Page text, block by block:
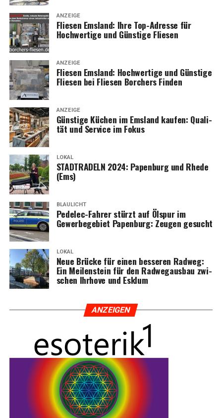
ANZEIGE
Flie­sen Ems­land: Ihre Top-Adres­se für
Hoch­wer­ti­ge und Güns­ti­ge Fliesen
ANZEIGE
Flie­sen Ems­land: Hoch­wer­ti­ge und Güns­ti­ge
Flie­sen bei Flie­sen Bor­chers Finden
ANZEIGE
Güns­ti­ge Küchen im Ems­land kau­fen: Qua­li­
tät und Ser­vice im Fokus
LOKAL
STADTRADELN 2024: Papen­burg und Rhe­de
(Ems)
BLAULICHT
Pedelec-Fah­rer stürzt auf Ölspur im
Gewer­be­ge­biet Papen­burg: Zeu­gen gesucht
LOKAL
Neue Brü­cke für einen bes­se­ren Rad­weg:
Ein Mei­len­stein für den Rad­weg­aus­bau zwi­
schen Ihr­ho­ve und Esklum
ANZEI­GEN